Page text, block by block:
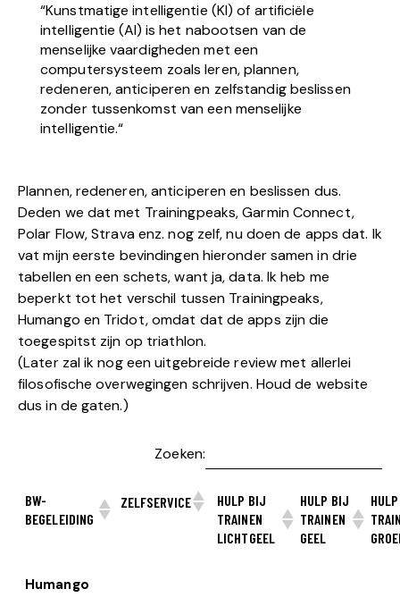
“Kunstmatige intelligentie (KI) of artificiële
intelligentie (AI) is het nabootsen van de
menselijke vaardigheden met een
computersysteem zoals leren, plannen,
redeneren, anticiperen en zelfstandig beslissen
zonder tussenkomst van een menselijke
intelligentie.“
Plannen, redeneren, anticiperen en beslissen dus.
Deden we dat met Trainingpeaks, Garmin Connect,
Polar Flow, Strava enz. nog zelf, nu doen de apps dat. Ik
vat mijn eerste bevindingen hieronder samen in drie
tabellen en een schets, want ja, data. Ik heb me
beperkt tot het verschil tussen Trainingpeaks,
Humango en Tridot, omdat dat de apps zijn die
toegespitst zijn op triathlon.
(Later zal ik nog een uitgebreide review met allerlei
filosofische overwegingen schrijven. Houd de website
dus in de gaten.)
Zoeken:
BW-
BEGELEIDING
ZELFSERVICE
HULP BIJ
TRAINEN
LICHTGEEL
HULP BIJ
TRAINEN
GEEL
Humango